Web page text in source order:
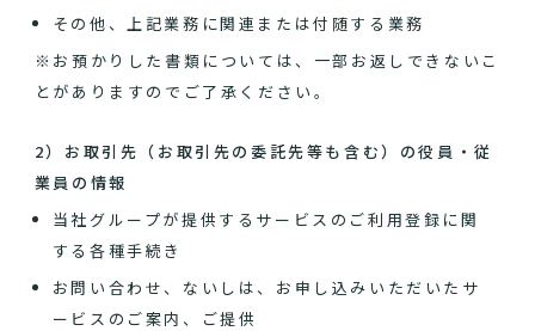
その他、上記業務に関連または付随する業務
※お預かりした書類については、一部お返しできないこ
とがありますのでご了承ください。
2）お取引先（お取引先の委託先等も含む）の役員・従
業員の情報
当社グループが提供するサービスのご利用登録に関
する各種手続き
お問い合わせ、ないしは、お申し込みいただいたサ
ービスのご案内、ご提供